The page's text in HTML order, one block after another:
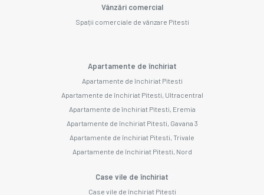
Vânzări comercial
Spații comerciale de vânzare Pitesti
Apartamente de închiriat
Apartamente de închiriat Pitesti
Apartamente de închiriat Pitesti, Ultracentral
Apartamente de închiriat Pitesti, Eremia
Apartamente de închiriat Pitesti, Gavana 3
Apartamente de închiriat Pitesti, Trivale
Apartamente de închiriat Pitesti, Nord
Case vile de închiriat
Case vile de închiriat Pitesti